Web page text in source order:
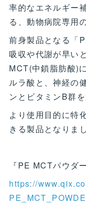
率的なエネルギー
る、動物病院専用
前身製品となる「
吸収や代謝が早い
MCT(中鎖脂肪酸)
ルラ酸と、神経の
ンとビタミンB群
より使用目的に特
きる製品となりまし
『PE MCTパウダ
https://